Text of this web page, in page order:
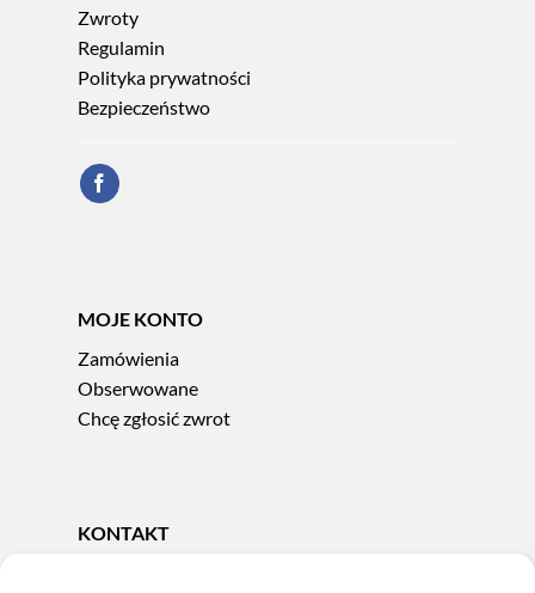
Zwroty
Regulamin
Polityka prywatności
Bezpieczeństwo
MOJE KONTO
Zamówienia
Obserwowane
Chcę zgłosić zwrot
KONTAKT